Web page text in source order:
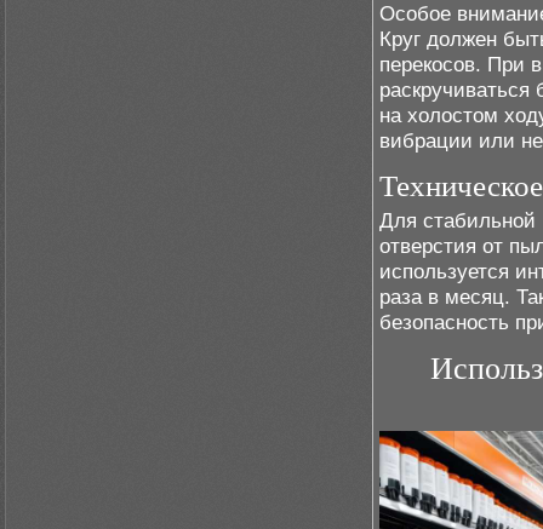
Особое
Круг должен
перекосов. При
раскручиваться
на холостом
вибрации или
Для стабильной
отверстия от
используется
раза в месяц.
безопасность